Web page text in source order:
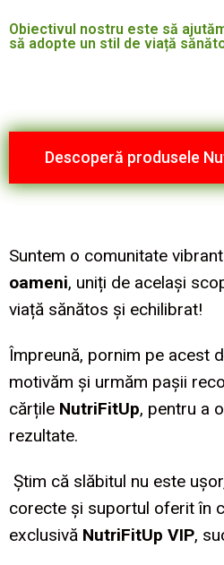
Obiectivul nostru este să
să adopte un stil de viață
Descoperă produsele
Suntem o comunitate
oameni, uniți de același
viață sănătos și echilibrat!
Împreună, pornim pe acest
motivăm și urmăm pașii
cărțile NutriFitUp, pentru a
rezultate.
Știm că slăbitul nu este
corecte și suportul oferit în
exclusivă NutriFitUp VIP,